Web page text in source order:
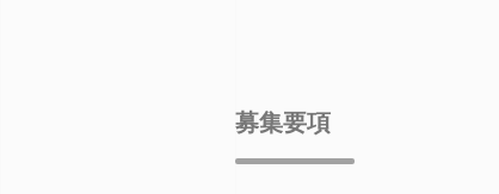
募集要項